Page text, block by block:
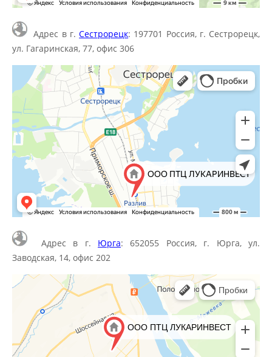
Адрес в г.Сестрорецк: 197701 Россия, г. Сестрорецк,
ул. Гагаринская, 77, офис 306
Адрес в г. Юрга: 652055 Россия, г. Юрга, ул.
Заводская, 14, офис 202